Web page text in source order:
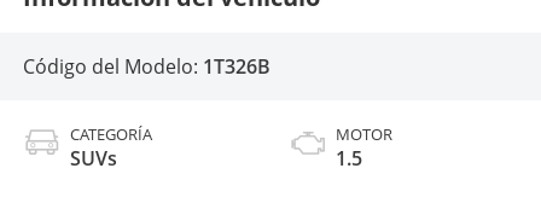
Código del Modelo: 1T326B
CATEGORÍA
SUVs
MOTOR
1.5